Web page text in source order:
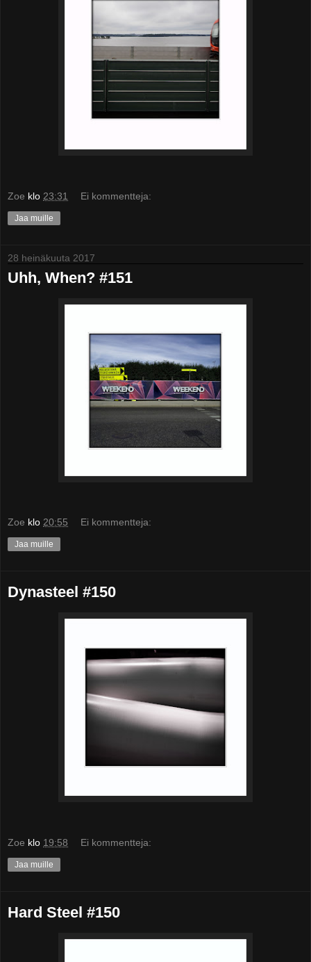
Zoe klo 23:31 Ei kommentteja:
Jaa muille
28 heinäkuuta 2017
Uhh, When? #151
Zoe klo 20:55 Ei kommentteja:
Jaa muille
Dynasteel #150
Zoe klo 19:58 Ei kommentteja:
Jaa muille
Hard Steel #150